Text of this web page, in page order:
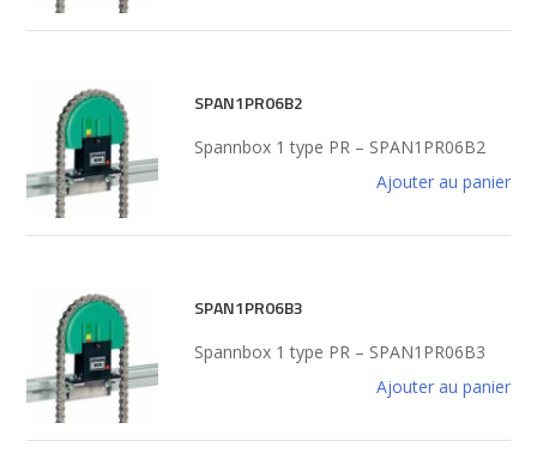
SPAN1PR06B2
Spannbox 1 type PR – SPAN1PR06B2
Ajouter au panier
SPAN1PR06B3
Spannbox 1 type PR – SPAN1PR06B3
Ajouter au panier